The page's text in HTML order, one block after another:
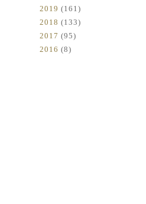
2019 (161)
2018 (133)
2017 (95)
2016 (8)